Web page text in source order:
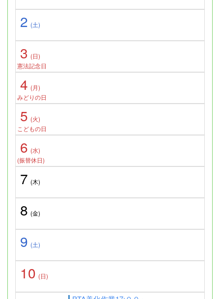
2 (土)
3 (日)
憲法記念日
4 (月)
みどりの日
5 (火)
こどもの日
6 (水)
(振替休日)
7 (木)
8 (金)
9 (土)
10 (日)